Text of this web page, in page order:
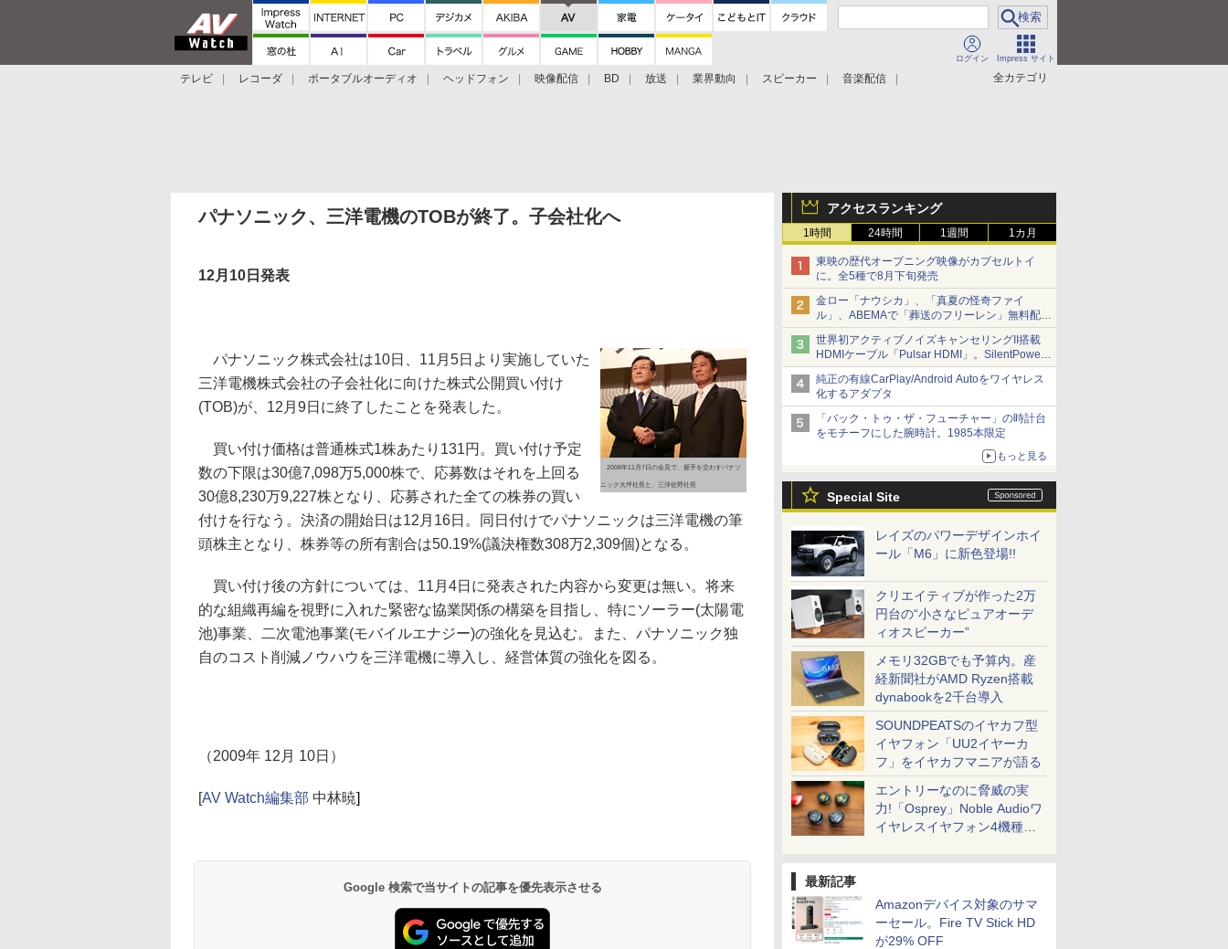
ログイン Impress サイト
全カテゴリ
テレビ レコーダ ポータブルオーディオ ヘッドフォン 映像配信 BD 放送 業界動向 スピーカー
音楽配信
アクセスランキング
1時間 24時間 1週間 1カ月
東映の歴代オープニング映像がカプセルトイ
に。全5種で8月下旬発売
金ロー「ナウシカ」、「真夏の怪奇ファイ
ル」、ABEMAで「葬送のフリーレン」無料配信
など。夏の特番・配信情報
世界初アクティブノイズキャンセリングII搭載
HDMIケーブル「Pulsar HDMI」。SilentPower
から
純正の有線CarPlay/Android Autoをワイヤレス
化するアダプタ
「バック・トゥ・ザ・フューチャー」の時計台
をモチーフにした腕時計。1985本限定
もっと見る
Special Site
レイズのパワーデザインホイ
ール「M6」に新色登場!!
クリエイティブが作った2万
円台の“小さなピュアオーデ
ィオスピーカー”
メモリ32GBでも予算内。産
経新聞社がAMD Ryzen搭載
dynabookを2千台導入
SOUNDPEATSのイヤカフ型
イヤフォン「UU2イヤーカ
フ」をイヤカフマニアが語る
エントリーなのに脅威の実
力!「Osprey」Noble Audioワ
イヤレスイヤフォン4機種を
最新記事
Amazonデバイス対象のサマ
ーセール。Fire TV Stick HD
が29% OFF
パナソニック、三洋電機のTOBが終了。子会社化へ
12月10日発表
2008年11月7日の会見で、握手を交わすパナソ
ニック大坪社長と、三洋佐野社長
パナソニック株式会社は10日、11月5日より実施していた
三洋電機株式会社の子会社化に向けた株式公開買い付け
(TOB)が、12月9日に終了したことを発表した。
買い付け価格は普通株式1株あたり131円。買い付け予定
数の下限は30億7,098万5,000株で、応募数はそれを上回る
30億8,230万9,227株となり、応募された全ての株券の買い
付けを行なう。決済の開始日は12月16日。同日付けでパナソニックは三洋電機の筆
頭株主となり、株券等の所有割合は50.19%(議決権数308万2,309個)となる。
買い付け後の方針については、11月4日に発表された内容から変更は無い。将来
的な組織再編を視野に入れた緊密な協業関係の構築を目指し、特にソーラー(太陽電
池)事業、二次電池事業(モバイルエナジー)の強化を見込む。また、パナソニック独
自のコスト削減ノウハウを三洋電機に導入し、経営体質の強化を図る。
（2009年 12月 10日）
[AV Watch編集部 中林暁]
Google 検索で当サイトの記事を優先表示させる